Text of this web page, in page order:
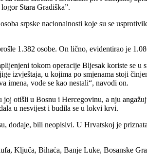
Stara Gradiška”.
srpske nacionalnosti koje su se
1.382 osobe. On lično, evidentirao je
tokom operacije Bljesak koriste se u
izvještaja, u kojima po smjenama stoji
imena, vode se kao nestali“, navodi on.
otišli u Bosnu i Hercegovinu, a nju
u nesvijest i budila se u lokvi krvi.
dodaje, bili neopisivi. U Hrvatskoj je
Ključa, Bihaća, Banje Luke, Bosanske